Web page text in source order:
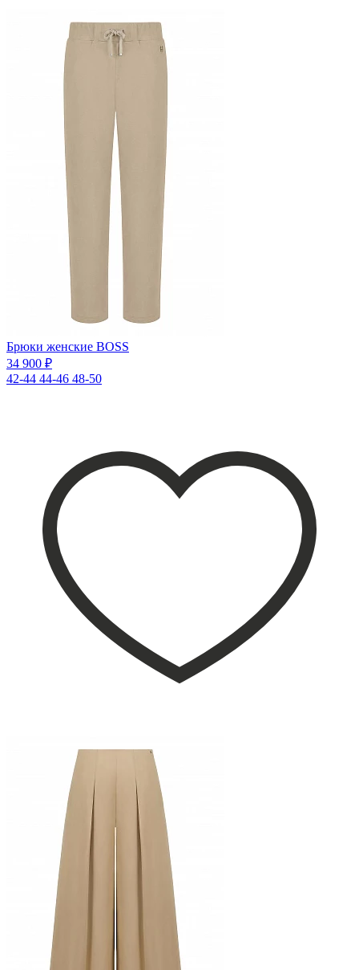
Брюки женские BOSS
34 900 ₽
42-44 44-46 48-50